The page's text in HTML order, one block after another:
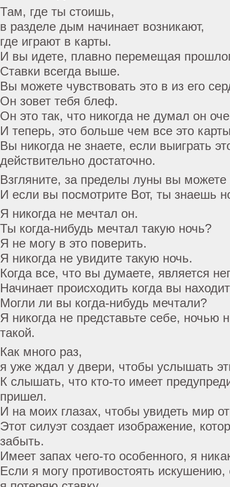
Там, где ты стоишь,
в разделе дым начинает возникают,
где играют в карты.
И вы идете, плавно перемещая
Ставки всегда выше.
Вы можете чувствовать это в из его
Он зовет тебя блеф.
Он это так, что никогда не думал он
И теперь, это больше чем все это
Вы никогда не знаете, если выиграть
действительно достаточно.
Взгляните, за пределы луны вы можете
И если вы посмотрите Вот, ты знаешь
Я никогда не мечтал он.
Ты когда-нибудь мечтал такую ночь?
Я не могу в это поверить.
Я никогда не увидите такую ночь.
Когда все, что вы думаете, является
Начинает происходить когда вы
Могли ли вы когда-нибудь мечтали?
Я никогда не представьте себе, ночью
такой.
Как много раз,
я уже ждал у двери, чтобы услышать
К слышать, что кто-то имеет
пришел.
И на моих глазах, чтобы увидеть мир
Этот силуэт создает изображение,
забыть.
Имеет запах чего-то особенного, я
Если я могу противостоять